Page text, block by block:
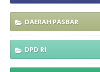
DAERAH PASBAR
DPD RI